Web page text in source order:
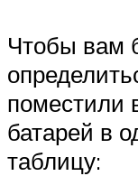
Чтобы вам
поместили
батарей в
таблицу: